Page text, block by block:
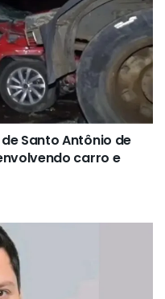
Santo Antônio de
carro e